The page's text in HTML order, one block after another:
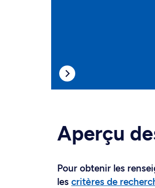
Aperçu
Pour obtenir les
les critères de